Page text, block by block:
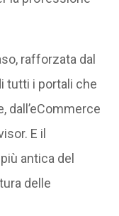
rafforzata dal
tutti i portali che
dall’eCommerce
E il
antica del
delle